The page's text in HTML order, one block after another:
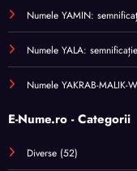
Numele YAMIN:
Numele YALA:
Numele YAKRAB-MALIK-
E-Nume.ro - Categorii
Diverse (52)